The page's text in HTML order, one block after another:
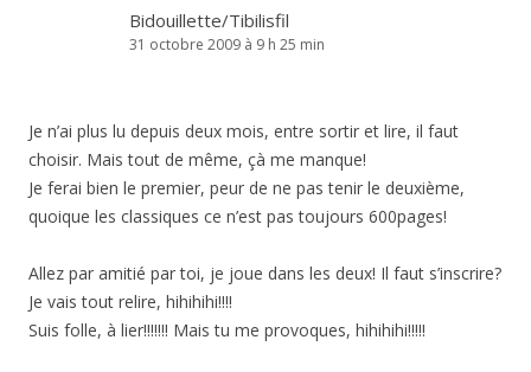
Bidouillette/Tibilisfil
31 octobre 2009 à 9 h 25 min
Je n’ai plus lu depuis deux mois, entre sortir et lire, il faut
choisir. Mais tout de même, çà me manque!
Je ferai bien le premier, peur de ne pas tenir le deuxième,
quoique les classiques ce n’est pas toujours 600pages!
Allez par amitié par toi, je joue dans les deux! Il faut s’inscrire?
Je vais tout relire, hihihihi!!!!
Suis folle, à lier!!!!!!! Mais tu me provoques, hihihihi!!!!!